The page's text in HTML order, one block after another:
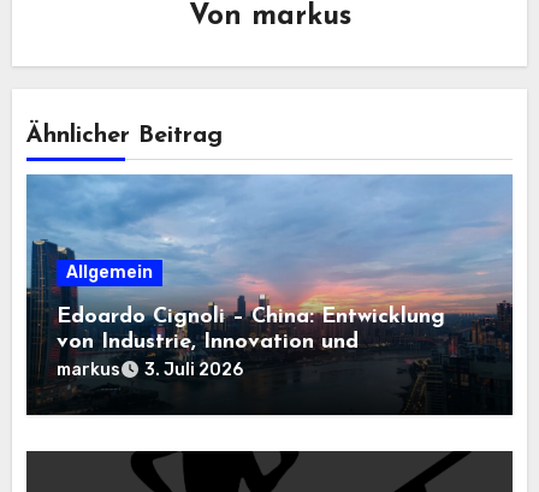
Von markus
Ähnlicher Beitrag
Allgemein
Edoardo Cignoli – China: Entwicklung
von Industrie, Innovation und
Technologie
markus 3. Juli 2026